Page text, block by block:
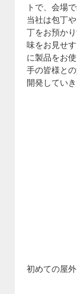
トで、会場
当社は包丁
丁をお預か
味をお見せ
に製品をお
手の皆様と
開発してい
初めての屋